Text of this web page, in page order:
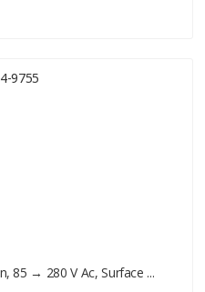
85 → 280 V Ac, Surface ...